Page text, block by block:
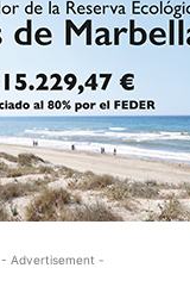
- Advertisement -